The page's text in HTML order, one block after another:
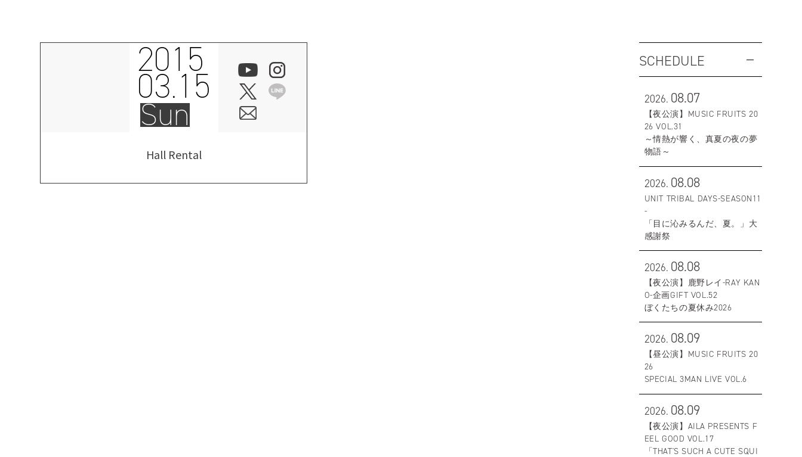
2015
03.15
Sun
Hall Rental
SCHEDULE
2026. 08.07
【夜公演】MUSIC FRUITS 20
26 VOL.31
～情熱が響く、真夏の夜の夢
物語～
2026. 08.08
UNIT TRIBAL DAYS-SEASON11
-
「目に沁みるんだ、夏。」大
感謝祭
2026. 08.08
【夜公演】鹿野レイ-RAY KAN
O-企画GIFT VOL.52
ぼくたちの夏休み2026
2026. 08.09
【昼公演】MUSIC FRUITS 20
26
SPECIAL 3MAN LIVE VOL.6
2026. 08.09
【夜公演】AILA PRESENTS F
EEL GOOD VOL.17
「THAT'S SUCH A CUTE SQUI